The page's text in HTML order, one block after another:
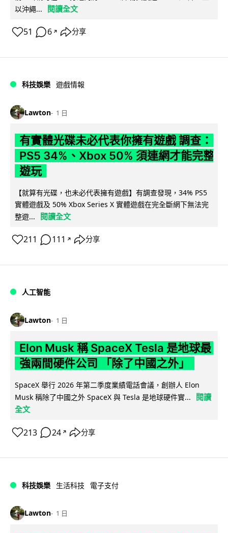
以沖繩...
閱讀全文
51 6 ↗ 分享
科技娛樂 遊戲情報
Lawton 1 日
有實體光碟未必代表你擁有遊戲 調查：
PS5 34%、Xbox 50% 須連網才能完整
遊玩
【就算有光碟，也未必代表擁有遊戲】有調查發現，34% PS5
實體遊戲及 50% Xbox Series X 實體遊戲在完全斷網下無法完
整遊...
閱讀全文
211 111 ↗ 分享
人工智能
Lawton 1 日
Elon Musk 稱 SpaceX Tesla 是地球最
強兩間硬件公司 「除了中國之外」
SpaceX 舉行 2026 年第二季度業績電話會議，創辦人 Elon
Musk 稱除了中國之外 SpaceX 與 Tesla 是地球硬件實...
閱讀
全文
213 24 ↗ 分享
科技娛樂 生活科技 電子支付
Lawton 1 日